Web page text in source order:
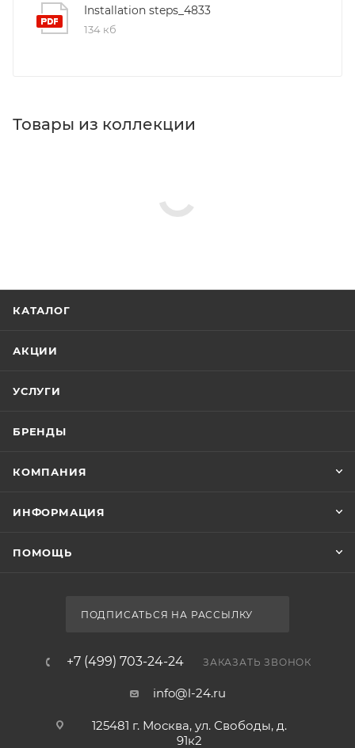
Installation steps_4833
134 кб
Товары из коллекции
КАТАЛОГ
АКЦИИ
УСЛУГИ
БРЕНДЫ
КОМПАНИЯ
ИНФОРМАЦИЯ
ПОМОЩЬ
ПОДПИСАТЬСЯ НА РАССЫЛКУ
+7 (499) 703-24-24 ЗАКАЗАТЬ ЗВОНОК
info@l-24.ru
125481 г. Москва, ул. Свободы, д.
91к2